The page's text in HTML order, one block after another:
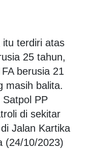
itu terdiri atas
25 tahun,
berusia 21
masih balita.
Satpol PP
di sekitar
Jalan Kartika
(24/10/2023)